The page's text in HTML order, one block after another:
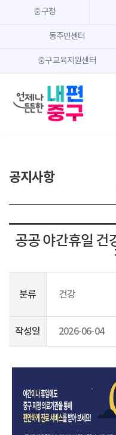
본
중구청
동주민센터
중구교육지원센터
공지사항
공공 야간휴일 건
분류 건강
작성일 2026-06-04